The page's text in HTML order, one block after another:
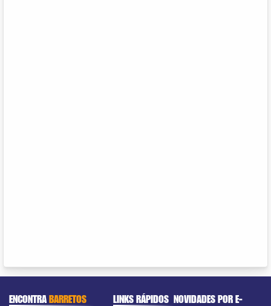
ENCONTRABARRETOS LINKS RÁPIDOS NOVIDADES POR E-